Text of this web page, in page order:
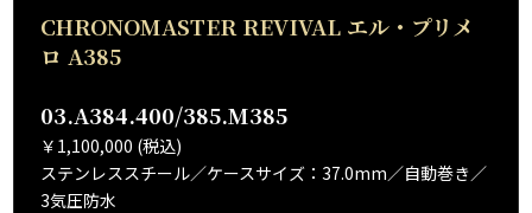
CHRONOMASTER REVIVAL エル・プリメ
ロ A385
03.A384.400/385.M385
￥1,100,000 (税込)
ステンレススチール／ケースサイズ：37.0mm／自動巻き／
3気圧防水